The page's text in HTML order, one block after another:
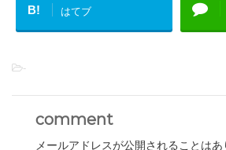
B! はてブ
-
comment
メールアドレスが公開されることはあ